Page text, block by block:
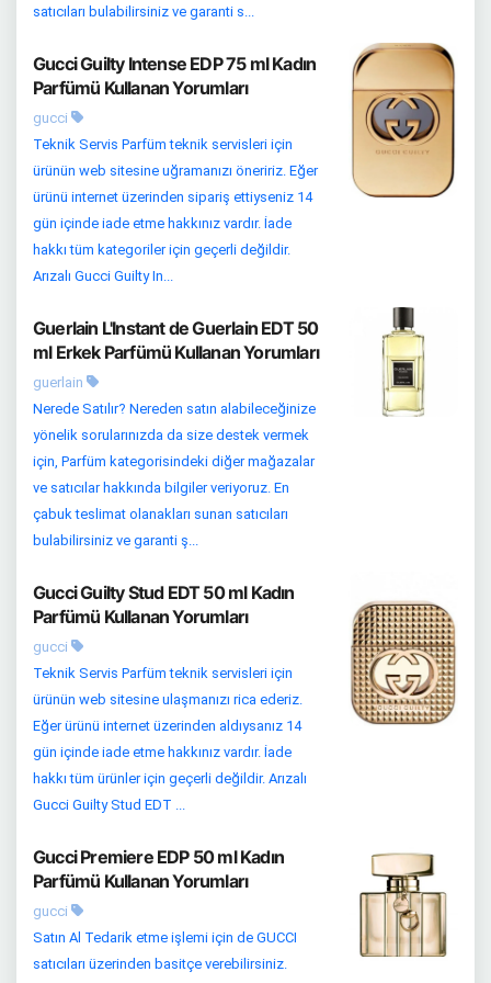
satıcıları bulabilirsiniz ve garanti s...
Gucci Guilty Intense EDP 75 ml Kadın
Parfümü Kullanan Yorumları
gucci
Teknik Servis Parfüm teknik servisleri için
ürünün web sitesine uğramanızı öneririz. Eğer
ürünü internet üzerinden sipariş ettiyseniz 14
gün içinde iade etme hakkınız vardır. İade
hakkı tüm kategoriler için geçerli değildir.
Arızalı Gucci Guilty In...
Guerlain L'Instant de Guerlain EDT 50
ml Erkek Parfümü Kullanan Yorumları
guerlain
Nerede Satılır? Nereden satın alabileceğinize
yönelik sorularınızda da size destek vermek
için, Parfüm kategorisindeki diğer mağazalar
ve satıcılar hakkında bilgiler veriyoruz. En
çabuk teslimat olanakları sunan satıcıları
bulabilirsiniz ve garanti ş...
Gucci Guilty Stud EDT 50 ml Kadın
Parfümü Kullanan Yorumları
gucci
Teknik Servis Parfüm teknik servisleri için
ürünün web sitesine ulaşmanızı rica ederiz.
Eğer ürünü internet üzerinden aldıysanız 14
gün içinde iade etme hakkınız vardır. İade
hakkı tüm ürünler için geçerli değildir. Arızalı
Gucci Guilty Stud EDT ...
Gucci Premiere EDP 50 ml Kadın
Parfümü Kullanan Yorumları
gucci
Satın Al Tedarik etme işlemi için de GUCCI
satıcıları üzerinden basitçe verebilirsiniz.